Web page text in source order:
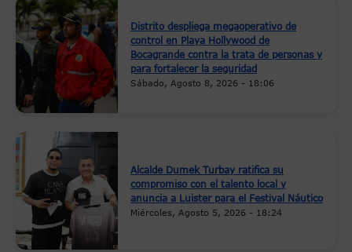
Distrito despliega megaoperativo de
control en Playa Hollywood de
Bocagrande contra la trata de personas y
para fortalecer la seguridad
Sábado, Agosto 8, 2026 - 18:06
Alcalde Dumek Turbay ratifica su
compromiso con el talento local y
anuncia a Luister para el Festival Náutico
Miércoles, Agosto 5, 2026 - 18:24